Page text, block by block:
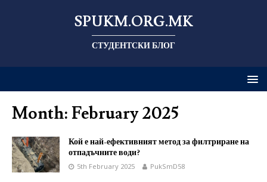
SPUKM.ORG.MK
СТУДЕНТСКИ БЛОГ
Month: February 2025
Кой е най-ефективният метод за филтриране на
отпадъчните води?
5th February 2025 PukSmD58